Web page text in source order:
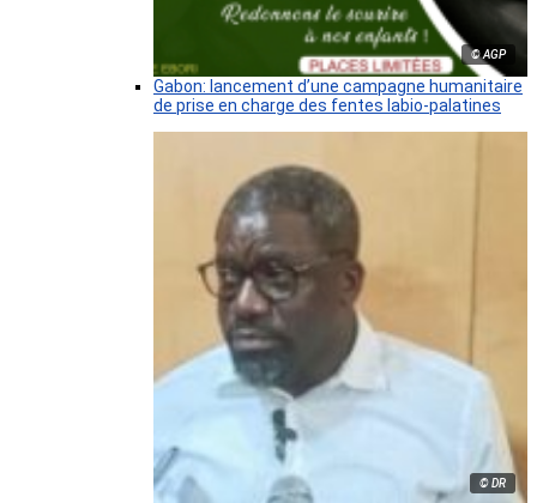
© AGP
Gabon: lancement d’une campagne humanitaire
de prise en charge des fentes labio-palatines
© DR